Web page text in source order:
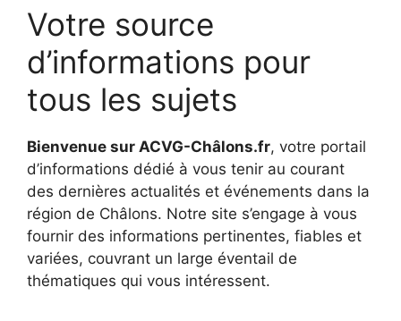
Votre source
d’informations pour
tous les sujets
Bienvenue sur ACVG-Châlons.fr, votre portail
d’informations dédié à vous tenir au courant
des dernières actualités et événements dans la
région de Châlons. Notre site s’engage à vous
fournir des informations pertinentes, fiables et
variées, couvrant un large éventail de
thématiques qui vous intéressent.